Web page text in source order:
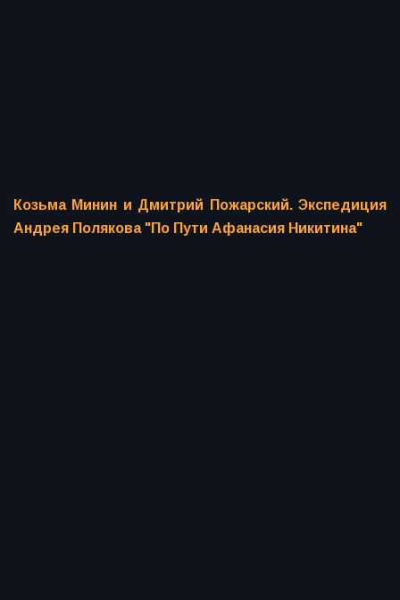
Козьма Минин и Дмитрий Пожарский. Экспедиция
Андрея Полякова "По Пути Афанасия Никитина"